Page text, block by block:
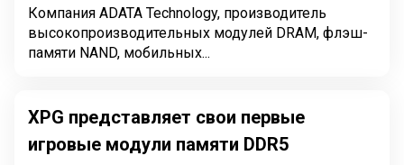
Компания ADATA Technology, производитель
высокопроизводительных модулей DRAM, флэш-
памяти NAND, мобильных...
XPG представляет свои первые
игровые модули памяти DDR5